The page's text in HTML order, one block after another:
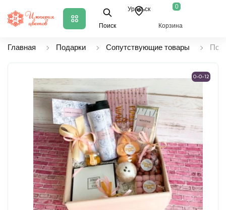
Поиск
Уральск 0
Корзина
Главная Подарки Сопутствующие товары
0-0-12